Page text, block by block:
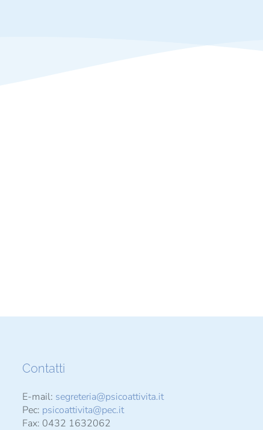
Contatti
E-mail: segreteria@psicoattivita.it
Pec: psicoattivita@pec.it
Fax: 0432 1632062